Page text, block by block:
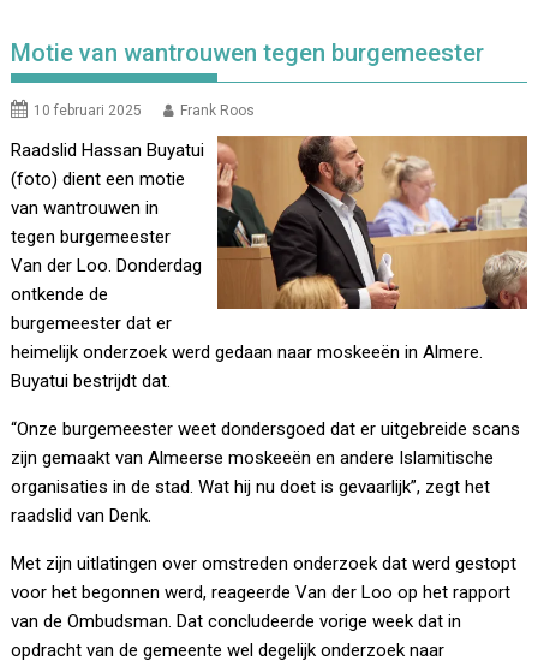
Motie van wantrouwen tegen burgemeester
10 februari 2025 Frank Roos
Raadslid Hassan Buyatui
(foto) dient een motie
van wantrouwen in
tegen burgemeester
Van der Loo. Donderdag
ontkende de
burgemeester dat er
heimelijk onderzoek werd gedaan naar moskeeën in Almere.
Buyatui bestrijdt dat.
“Onze burgemeester weet dondersgoed dat er uitgebreide scans
zijn gemaakt van Almeerse moskeeën en andere Islamitische
organisaties in de stad. Wat hij nu doet is gevaarlijk”, zegt het
raadslid van Denk.
Met zijn uitlatingen over omstreden onderzoek dat werd gestopt
voor het begonnen werd, reageerde Van der Loo op het rapport
van de Ombudsman. Dat concludeerde vorige week dat in
opdracht van de gemeente wel degelijk onderzoek naar